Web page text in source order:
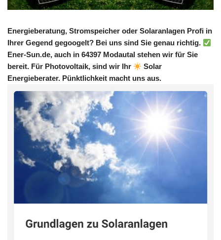
Energieberatung, Stromspeicher oder Solaranlagen Profi in
Ihrer Gegend gegoogelt? Bei uns sind Sie genau richtig.
Ener-Sun.de, auch in 64397 Modautal stehen wir für Sie
bereit. Für Photovoltaik, sind wir Ihr
Solar
Energieberater. Pünktlichkeit macht uns aus.